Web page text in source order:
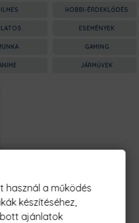
HOBBI-ÉRDEKLŐDÉS
ESEMÉNYEK
GAMING
JÁRMŰVEK
használ a működés
készítéséhez,
ajánlatok